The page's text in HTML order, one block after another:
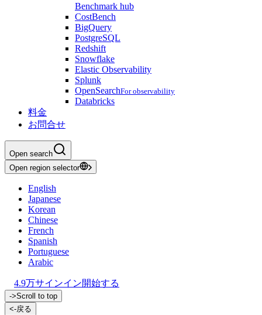
Benchmark hub
CostBench
BigQuery
PostgreSQL
Redshift
Snowflake
Elastic Observability
Splunk
OpenSearchFor observability
Databricks
料金
お問合せ
Open search
Open region selector
English
Japanese
Korean
Chinese
French
Spanish
Portuguese
Arabic
4.9万サインイン開始する
->Scroll to top
<-戻る